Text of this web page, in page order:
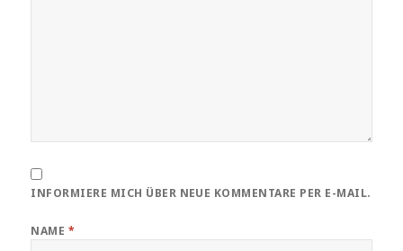
INFORMIERE MICH ÜBER NEUE KOMMENTARE PER E-MAIL.
NAME *